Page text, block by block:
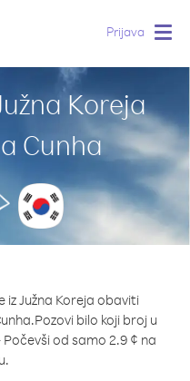
Prijava
Koreja
Cunha
iz Južna Koreja obaviti
Pozovi bilo koji broj u
od samo 2.9 ¢ na